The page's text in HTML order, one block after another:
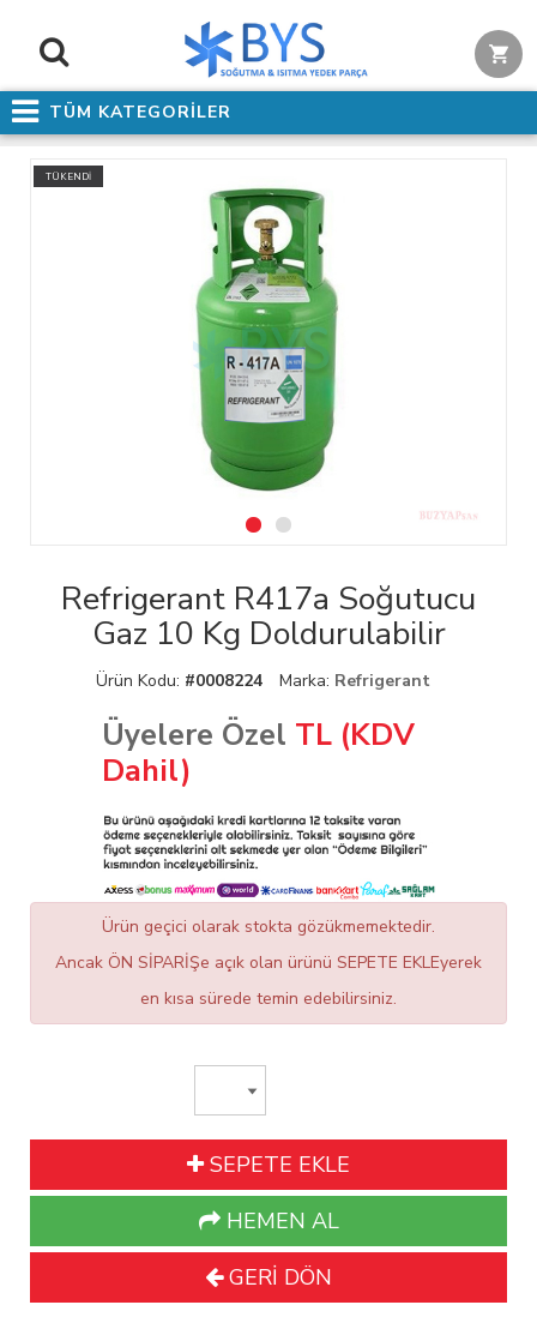
TÜM KATEGORİLER
TÜKENDİ
Refrigerant R417a Soğutucu
Gaz 10 Kg Doldurulabilir
Ürün Kodu: #0008224 Marka: Refrigerant
Üyelere Özel TL (KDV
Dahil)
Ürün geçici olarak stokta gözükmemektedir.
Ancak ÖN SİPARİŞe açık olan ürünü SEPETE EKLEyerek
en kısa sürede temin edebilirsiniz.
SEPETE EKLE
HEMEN AL
GERİ DÖN